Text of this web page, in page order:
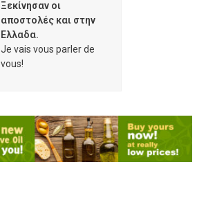
Ξεκίνησαν οι
αποστολές και στην
Ελλαδα.
Je vais vous parler de
vous!